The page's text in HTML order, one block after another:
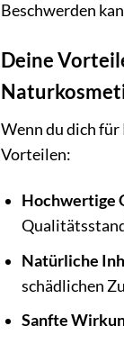
Beschwerden
Deine
Wenn du dich
Vorteilen:
Hochwertige
Natürliche
schädlichen
Sanfte